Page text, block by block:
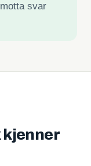
svar
kjenner